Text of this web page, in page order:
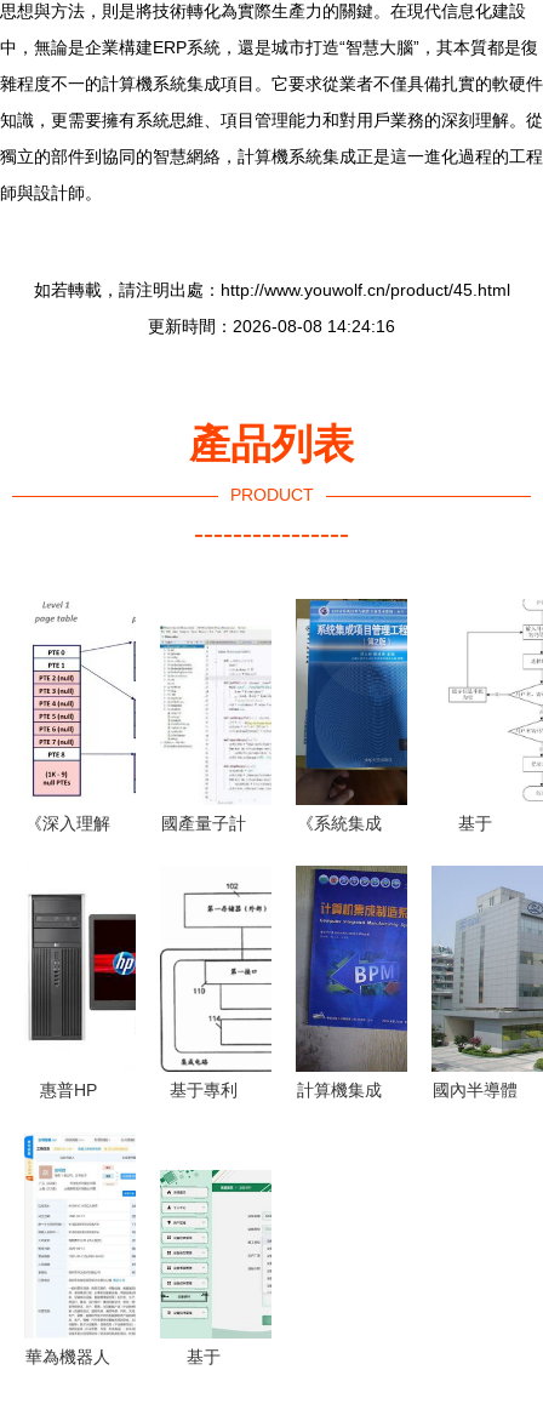
思想與方法，則是將技術轉化為實際生產力的關鍵。在現代信息化建設
中，無論是企業構建ERP系統，還是城市打造“智慧大腦”，其本質都是復
雜程度不一的計算機系統集成項目。它要求從業者不僅具備扎實的軟硬件
知識，更需要擁有系統思維、項目管理能力和對用戶業務的深刻理解。從
獨立的部件到協同的智慧網絡，計算機系統集成正是這一進化過程的工程
師與設計師。
如若轉載，請注明出處：http://www.youwolf.cn/product/45.html
更新時間：2026-08-08 14:24:16
產品列表
PRODUCT
----------------
《深入理解
統》第三版
讀書報告
計算機系統
的集成之美
國產量子計
統“本源天
機”首次亮
相，開啟自
主可控新篇
《系統集成
程師教程
（第2
版）》 全
國軟考指定
用書與計算
機系統集成
基于
與MySQL
的蘇果超市
商品銷售管
理系統設計
與實現
惠普HP
CMT臺式
機深度解析
經典商用平
臺的價值與
現狀
基于專利
統集成與存
儲器管理方
法探析
計算機集成
國內半導體
華為機器人
基于